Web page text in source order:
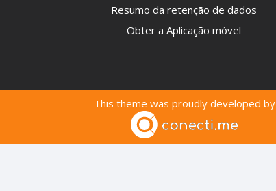
Resumo da retenção de dados
Obter a Aplicação móvel
This theme was proudly developed by